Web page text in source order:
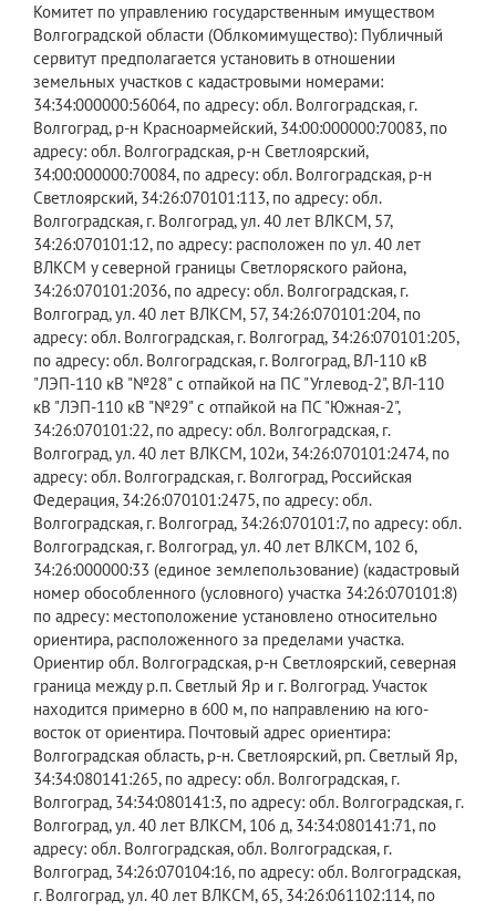
Комитет по управлению государственным имуществом
Волгоградской области (Облкомимущество): Публичный
сервитут предполагается установить в отношении
земельных участков с кадастровыми номерами:
34:34:000000:56064, по адресу: обл. Волгоградская, г.
Волгоград, р-н Красноармейский, 34:00:000000:70083, по
адресу: обл. Волгоградская, р-н Светлоярский,
34:00:000000:70084, по адресу: обл. Волгоградская, р-н
Светлоярский, 34:26:070101:113, по адресу: обл.
Волгоградская, г. Волгоград, ул. 40 лет ВЛКСМ, 57,
34:26:070101:12, по адресу: расположен по ул. 40 лет
ВЛКСМ у северной границы Светлоряского района,
34:26:070101:2036, по адресу: обл. Волгоградская, г.
Волгоград, ул. 40 лет ВЛКСМ, 57, 34:26:070101:204, по
адресу: обл. Волгоградская, г. Волгоград, 34:26:070101:205,
по адресу: обл. Волгоградская, г. Волгоград, ВЛ-110 кВ
"ЛЭП-110 кВ "№28" с отпайкой на ПС "Углевод-2", ВЛ-110
кВ "ЛЭП-110 кВ "№29" с отпайкой на ПС "Южная-2",
34:26:070101:22, по адресу: обл. Волгоградская, г.
Волгоград, ул. 40 лет ВЛКСМ, 102и, 34:26:070101:2474, по
адресу: обл. Волгоградская, г. Волгоград, Российская
Федерация, 34:26:070101:2475, по адресу: обл.
Волгоградская, г. Волгоград, 34:26:070101:7, по адресу: обл.
Волгоградская, г. Волгоград, ул. 40 лет ВЛКСМ, 102 б,
34:26:000000:33 (единое землепользование) (кадастровый
номер обособленного (условного) участка 34:26:070101:8)
по адресу: местоположение установлено относительно
ориентира, расположенного за пределами участка.
Ориентир обл. Волгоградская, р-н Светлоярский, северная
граница между р.п. Светлый Яр и г. Волгоград. Участок
находится примерно в 600 м, по направлению на юго-
восток от ориентира. Почтовый адрес ориентира:
Волгоградская область, р-н. Светлоярский, рп. Светлый Яр,
34:34:080141:265, по адресу: обл. Волгоградская, г.
Волгоград, 34:34:080141:3, по адресу: обл. Волгоградская, г.
Волгоград, ул. 40 лет ВЛКСМ, 106 д, 34:34:080141:71, по
адресу: обл. Волгоградская, обл. Волгоградская, г.
Волгоград, 34:26:070104:16, по адресу: обл. Волгоградская,
г. Волгоград, ул. 40 лет ВЛКСМ, 65, 34:26:061102:114, по